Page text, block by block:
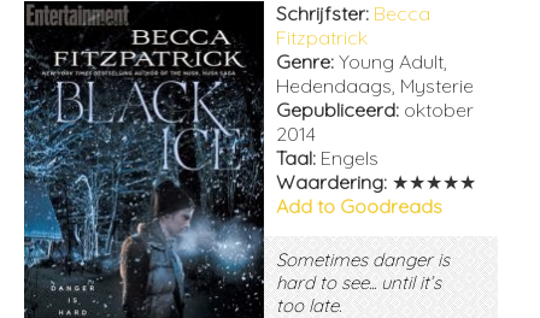
Schrijfster: Becca
Fitzpatrick
Genre:Young Adult,
Hedendaags, Mysterie
Gepubliceerd: oktober
2014
Taal: Engels
Waardering: ★★★★★
Add to Goodreads
Sometimes danger is
hard to see... until it’s
too late.